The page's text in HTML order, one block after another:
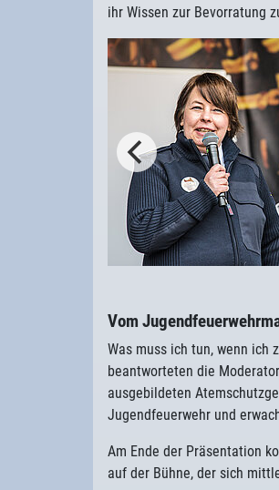
ihr Wissen zur Bevorratung
Vom
Was muss ich tun, wenn ich
beantworteten die
ausgebildeten
Jugendfeuerwehr und
Am Ende der Präsentation
auf der Bühne, der sich